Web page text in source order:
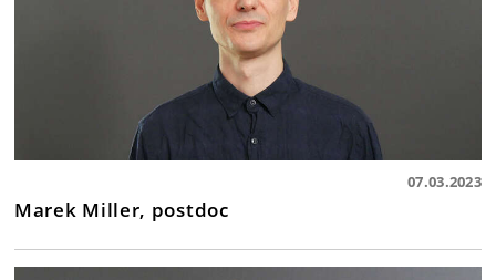
07.03.2023
Marek Miller, postdoc